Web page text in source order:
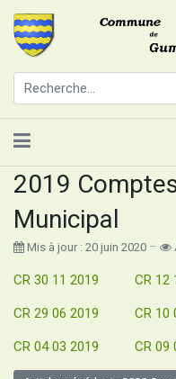
2019
Municipal
Mis à jour : 20 juin 2020
CR 30 11 2019 CR 12
CR 29 06 2019 CR 10
CR 04 03 2019 CR 09